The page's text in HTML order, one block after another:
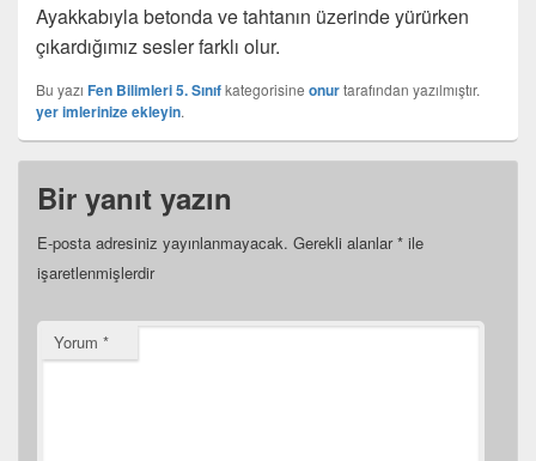
Ayakkabıyla betonda ve tahtanın üzerinde yürürken
çıkardığımız sesler farklı olur.
Bu yazı Fen Bilimleri 5. Sınıfkategorisine onurtarafından yazılmıştır.
yer imlerinize ekleyin.
Bir yanıt yazın
E-posta adresiniz yayınlanmayacak. Gerekli alanlar* ile
işaretlenmişlerdir
Yorum *